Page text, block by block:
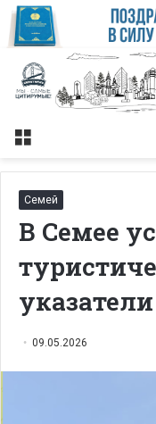
Меню
Семей
В Семее
указатели
09.05.2026